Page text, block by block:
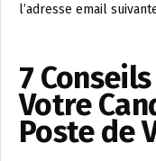
l’adresse email
7
Votre
Poste de